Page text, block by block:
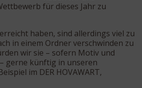
für dieses Jahr zu
haben, sind allerdings viel zu
in einem Ordner verschwinden zu
wir sie – sofern Motiv und
gerne künftig in unseren
im DER HOVAWART,